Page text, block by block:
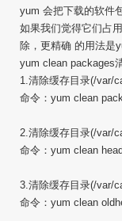
yum 会把下载的软件
如果我们觉得它们占
除，更精确 的用法是
yum clean packages
1.清除缓存目录(/var/
命令：yum clean
2.清除缓存目录(/var/
命令：yum clean
3.清除缓存目录(/var/
命令：yum clean